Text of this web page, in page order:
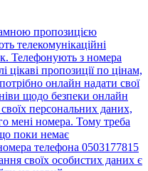
пропозицією
телекомунікаційні
Телефонують з номера
цікаві пропозиції по цінам,
онлайн надати свої
щодо безпеки онлайн
персональних даних,
мені номера. Тому треба
поки немає
телефона 0503177815
своїх особистих даних є